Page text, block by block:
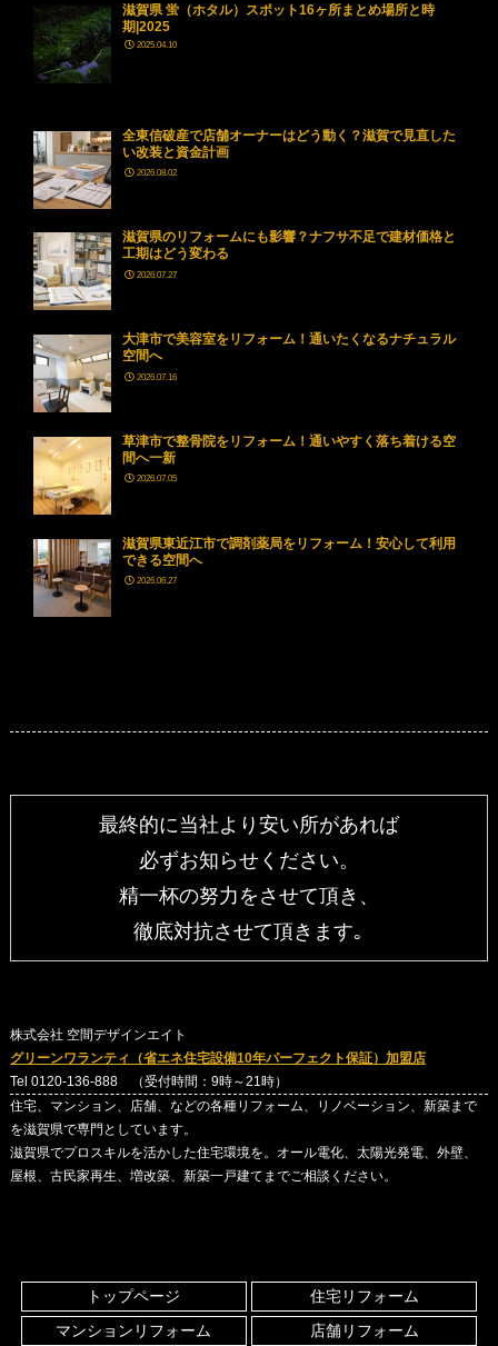
滋賀県 蛍（ホタル）スポット16ヶ所まとめ場所と時
期|2025
2025.04.10
全東信破産で店舗オーナーはどう動く？滋賀で見直した
い改装と資金計画
2026.08.02
滋賀県のリフォームにも影響？ナフサ不足で建材価格と
工期はどう変わる
2026.07.27
大津市で美容室をリフォーム！通いたくなるナチュラル
空間へ
2026.07.16
草津市で整骨院をリフォーム！通いやすく落ち着ける空
間へ一新
2026.07.05
滋賀県東近江市で調剤薬局をリフォーム！安心して利用
できる空間へ
2026.06.27
最終的に当社より安い所があれば
必ずお知らせください。
精一杯の努力をさせて頂き、
徹底対抗させて頂きます｡
株式会社 空間デザインエイト
グリーンワランティ（省エネ住宅設備10年パーフェクト保証）加盟店
Tel 0120-136-888 （受付時間：9時～21時）
住宅、マンション、店舗、などの各種リフォーム、リノベーション、新築まで
を滋賀県で専門としています。
滋賀県でプロスキルを活かした住宅環境を。オール電化、太陽光発電、外壁、
屋根、古民家再生、増改築、新築一戸建てまでご相談ください。
トップページ
住宅リフォーム
マンションリフォーム
店舗リフォーム